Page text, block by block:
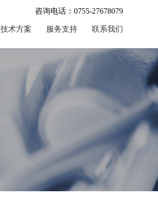
咨询电话：0755-27678079
技术方案 服务支持 联系我们